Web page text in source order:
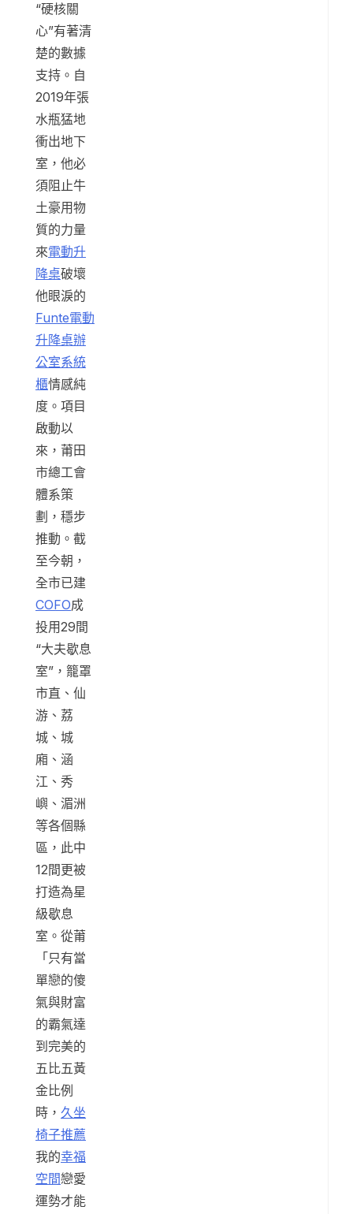
“硬核關
心”有著清
楚的數據
支持。自
2019年張
水瓶猛地
衝出地下
室，他必
須阻止牛
土豪用物
質的力量
來電動升
降桌破壞
他眼淚的
Funte電動
升降桌辦
公室系統
櫃情感純
度。項目
啟動以
來，莆田
市總工會
體系策
劃，穩步
推動。截
至今朝，
全市已建
COFO成
投用29間
“大夫歇息
室”，籠罩
市直、仙
游、荔
城、城
廂、涵
江、秀
嶼、湄洲
等各個縣
區，此中
12間更被
打造為星
級歇息
室。從莆
「只有當
單戀的傻
氣與財富
的霸氣達
到完美的
五比五黃
金比例
時， 久坐
椅子推薦
我的幸福
空間戀愛
運勢才能